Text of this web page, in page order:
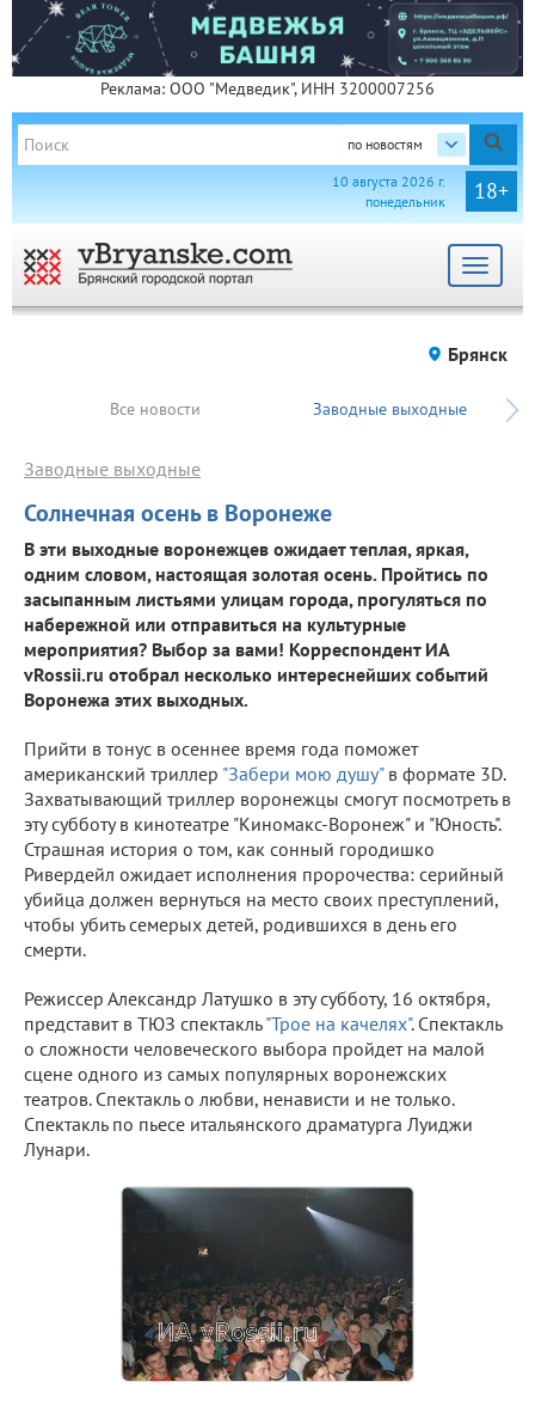
Реклама: ООО "Медведик", ИНН 3200007256
по новостям
18+
10 августа 2026 г.
понедельник
Toggle
Брянск
Все новости Заводные выходные
Солнечная осень в Воронеже
Заводные выходные
В эти выходные воронежцев ожидает теплая, яркая,
одним словом, настоящая золотая осень. Пройтись по
засыпанным листьями улицам города, прогуляться по
набережной или отправиться на культурные
мероприятия? Выбор за вами! Корреспондент ИА
vRossii.ru отобрал несколько интереснейших событий
Воронежа этих выходных.
Прийти в тонус в осеннее время года поможет
американский триллер "Забери мою душу" в формате 3D.
Захватывающий триллер воронежцы смогут посмотреть в
эту субботу в кинотеатре "Киномакс-Воронеж" и "Юность".
Страшная история о том, как сонный городишко
Ривердейл ожидает исполнения пророчества: серийный
убийца должен вернуться на место своих преступлений,
чтобы убить семерых детей, родившихся в день его
смерти.
Режиссер Александр Латушко в эту субботу, 16 октября,
представит в ТЮЗ спектакль"Трое на качелях". Спектакль
о сложности человеческого выбора пройдет на малой
сцене одного из самых популярных воронежских
театров. Спектакль о любви, ненависти и не только.
Спектакль по пьесе итальянского драматурга Луиджи
Лунари.